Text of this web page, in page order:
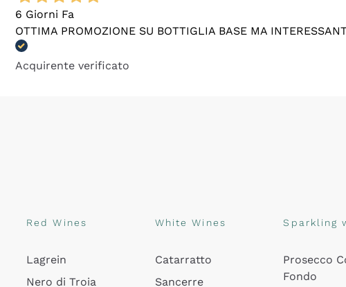
6 Giorni Fa
OTTIMA PROMOZIONE SU BOTTIGLIA BASE MA
Acquirente verificato
Red Wines
Lagrein
Nero di Troia
White Wines
Catarratto
Sancerre
Sparkling
Prosecco
Fondo